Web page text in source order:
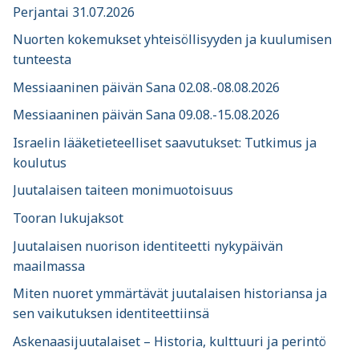
Perjantai 31.07.2026
Nuorten kokemukset yhteisöllisyyden ja kuulumisen
tunteesta
Messiaaninen päivän Sana 02.08.-08.08.2026
Messiaaninen päivän Sana 09.08.-15.08.2026
Israelin lääketieteelliset saavutukset: Tutkimus ja
koulutus
Juutalaisen taiteen monimuotoisuus
Tooran lukujaksot
Juutalaisen nuorison identiteetti nykypäivän
maailmassa
Miten nuoret ymmärtävät juutalaisen historiansa ja
sen vaikutuksen identiteettiinsä
Askenaasijuutalaiset – Historia, kulttuuri ja perintö